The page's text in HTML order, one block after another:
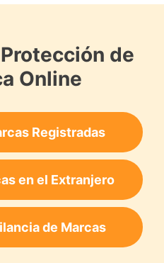
de
Online
Registradas
en el Extranjero
de Marcas